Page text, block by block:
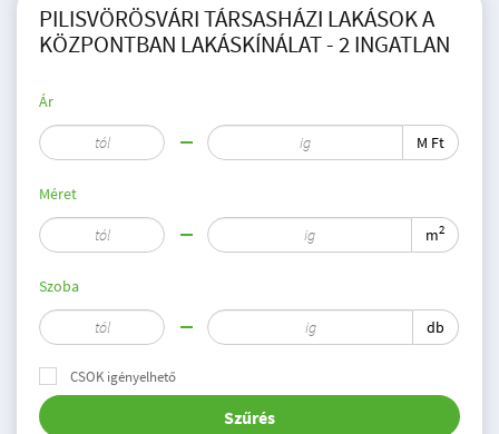
PILISVÖRÖSVÁRI TÁRSASHÁZI LAKÁSOK A
KÖZPONTBAN LAKÁSKÍNÁLAT - 2 INGATLAN
Ár
M Ft
Méret
m2
Szoba
db
CSOK igényelhető
Szűrés